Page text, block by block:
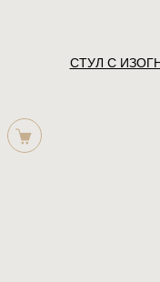
СТУЛ С